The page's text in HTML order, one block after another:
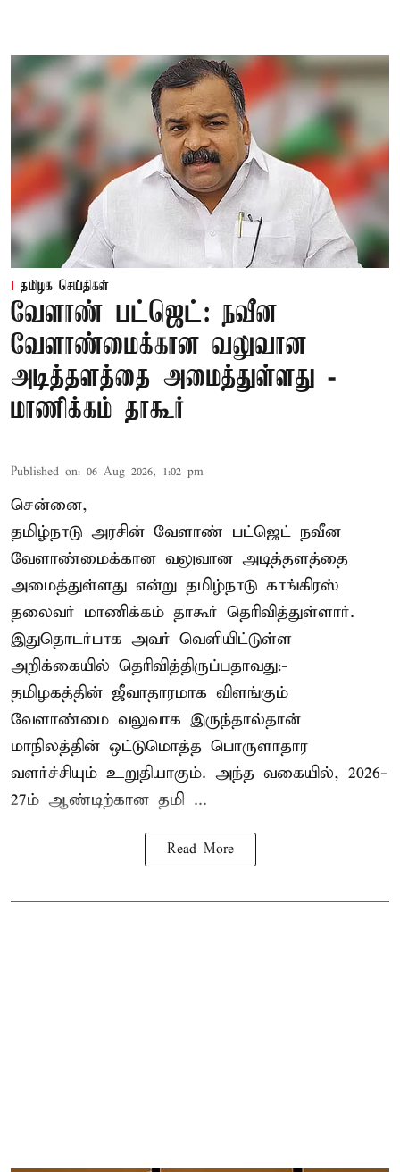
தமிழக செய்திகள்
வேளாண் பட்ஜெட்: நவீன
வேளாண்மைக்கான வலுவான
அடித்தளத்தை அமைத்துள்ளது -
மாணிக்கம் தாகூர்
Published on: 06 Aug 2026, 1:02 pm
சென்னை,
தமிழ்நாடு அரசின் வேளாண் பட்ஜெட் நவீன
வேளாண்மைக்கான வலுவான அடித்தளத்தை
அமைத்துள்ளது என்று தமிழ்நாடு காங்கிரஸ்
தலைவர் மாணிக்கம் தாகூர் தெரிவித்துள்ளார்.
இதுதொடர்பாக அவர் வெளியிட்டுள்ள
அறிக்கையில் தெரிவித்திருப்பதாவது:-
தமிழகத்தின் ஜீவாதாரமாக விளங்கும்
வேளாண்மை வலுவாக இருந்தால்தான்
மாநிலத்தின் ஒட்டுமொத்த பொருளாதார
வளர்ச்சியும் உறுதியாகும். அந்த வகையில், 2026-
27ம் ஆண்டிற்கான தமி ...
Read More